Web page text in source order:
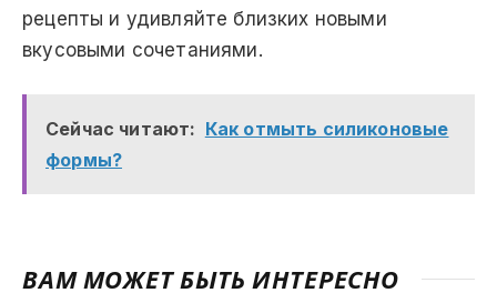
рецепты и удивляйте близких новыми
вкусовыми сочетаниями.
Сейчас читают: Как отмыть силиконовые
формы?
ВАМ МОЖЕТ БЫТЬ ИНТЕРЕСНО